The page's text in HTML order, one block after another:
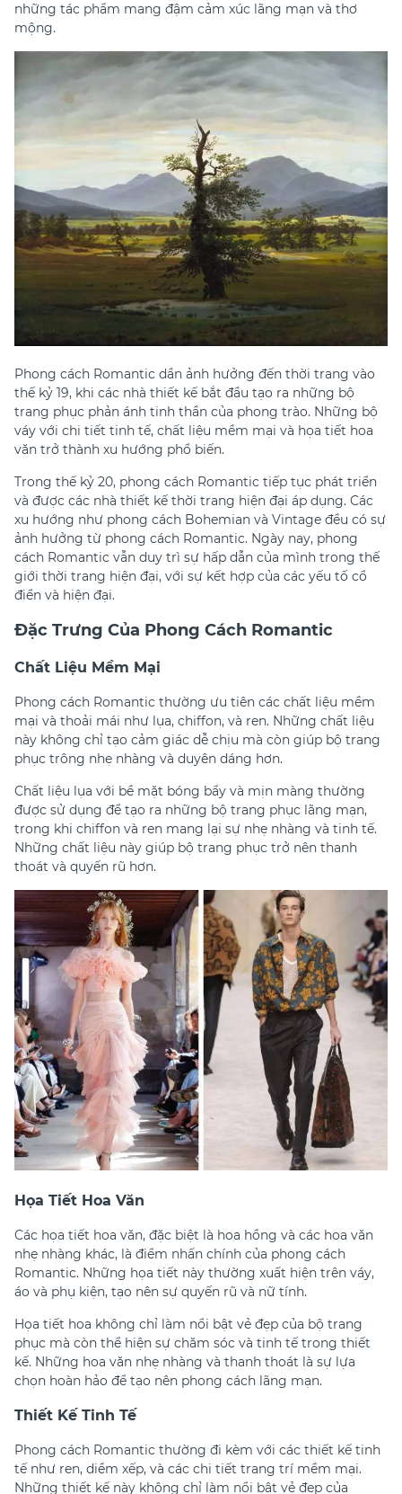
những tác phẩm mang đậm cảm xúc lãng mạn và thơ
mộng.
Phong cách Romantic dần ảnh hưởng đến thời trang vào
thế kỷ 19, khi các nhà thiết kế bắt đầu tạo ra những bộ
trang phục phản ánh tinh thần của phong trào. Những bộ
váy với chi tiết tinh tế, chất liệu mềm mại và họa tiết hoa
văn trở thành xu hướng phổ biến.
Trong thế kỷ 20, phong cách Romantic tiếp tục phát triển
và được các nhà thiết kế thời trang hiện đại áp dụng. Các
xu hướng như phong cách Bohemian và Vintage đều có sự
ảnh hưởng từ phong cách Romantic. Ngày nay, phong
cách Romantic vẫn duy trì sự hấp dẫn của mình trong thế
giới thời trang hiện đại, với sự kết hợp của các yếu tố cổ
điển và hiện đại.
Đặc Trưng Của Phong Cách Romantic
Chất Liệu Mềm Mại
Phong cách Romantic thường ưu tiên các chất liệu mềm
mại và thoải mái như lụa, chiffon, và ren. Những chất liệu
này không chỉ tạo cảm giác dễ chịu mà còn giúp bộ trang
phục trông nhẹ nhàng và duyên dáng hơn.
Chất liệu lụa với bề mặt bóng bẩy và mịn màng thường
được sử dụng để tạo ra những bộ trang phục lãng mạn,
trong khi chiffon và ren mang lại sự nhẹ nhàng và tinh tế.
Những chất liệu này giúp bộ trang phục trở nên thanh
thoát và quyến rũ hơn.
Họa Tiết Hoa Văn
Các họa tiết hoa văn, đặc biệt là hoa hồng và các hoa văn
nhẹ nhàng khác, là điểm nhấn chính của phong cách
Romantic. Những họa tiết này thường xuất hiện trên váy,
áo và phụ kiện, tạo nên sự quyến rũ và nữ tính.
Họa tiết hoa không chỉ làm nổi bật vẻ đẹp của bộ trang
phục mà còn thể hiện sự chăm sóc và tinh tế trong thiết
kế. Những hoa văn nhẹ nhàng và thanh thoát là sự lựa
chọn hoàn hảo để tạo nên phong cách lãng mạn.
Thiết Kế Tinh Tế
Phong cách Romantic thường đi kèm với các thiết kế tinh
tế như ren, diềm xếp, và các chi tiết trang trí mềm mại.
Những thiết kế này không chỉ làm nổi bật vẻ đẹp của